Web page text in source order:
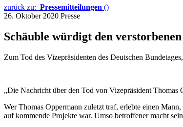
zurück zu: Pressemitteilungen ()
26. Oktober 2020 Presse
Schäuble würdigt den
Zum Tod des Vizepräsidenten des Deutschen
„Die Nachricht über den Tod von Vizepräsident
Wer Thomas Oppermann zuletzt traf, erlebte einen
auf kommende Projekte war. Umso betroffener macht